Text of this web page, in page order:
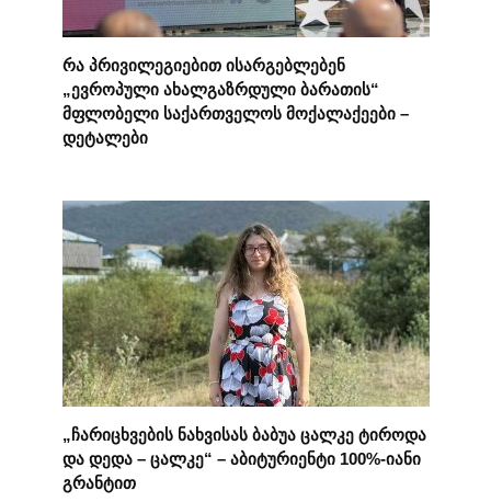
რა პრივილეგიებით ისარგებლებენ
„ევროპული ახალგაზრდული ბარათის“
მფლობელი საქართველოს მოქალაქეები –
დეტალები
„ჩარიცხვების ნახვისას ბაბუა ცალკე ტიროდა
და დედა – ცალკე“ – აბიტურიენტი 100%-იანი
გრანტით